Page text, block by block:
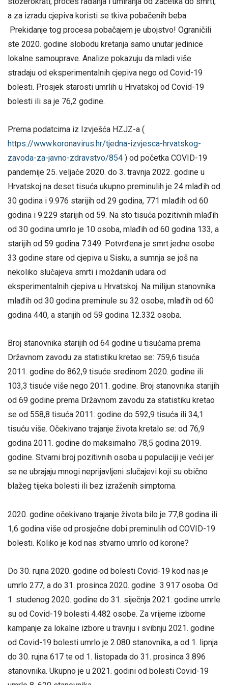
a za izradu cjepiva koristi se tkiva pobačenih beba.
Prekidanje tog procesa pobačajem je ubojstvo! Ograničili
ste 2020. godine slobodu kretanja samo unutar jedinice
lokalne samouprave. Analize pokazuju da mladi više
stradaju od eksperimentalnih cjepiva nego od Covid-19
bolesti. Prosjek starosti umrlih u Hrvatskoj od Covid-19
bolesti ili sa je 76,2 godine.
Prema podatcima iz Izvješća HZJZ-a (
https://www.koronavirus.hr/tjedna-izvjesca-hrvatskog-
zavoda-za-javno-zdravstvo/854 ) od početka COVID-19
pandemije 25. veljače 2020. do 3. travnja 2022. godine u
Hrvatskoj na deset tisuća ukupno preminulih je 24 mlađih od
30 godina i 9.976 starijih od 29 godina, 771 mlađih od 60
godina i 9.229 starijih od 59. Na sto tisuća pozitivnih mlađih
od 30 godina umrlo je 10 osoba, mlađih od 60 godina 133, a
starijih od 59 godina 7.349. Potvrđena je smrt jedne osobe
33 godine stare od cjepiva u Sisku, a sumnja se još na
nekoliko slučajeva smrti i moždanih udara od
eksperimentalnih cjepiva u Hrvatskoj. Na milijun stanovnika
mlađih od 30 godina preminule su 32 osobe, mlađih od 60
godina 440, a starijih od 59 godina 12.332 osoba.
Broj stanovnika starijih od 64 godine u tisućama prema
Državnom zavodu za statistiku kretao se: 759,6 tisuća
2011. godine do 862,9 tisuće sredinom 2020. godine ili
103,3 tisuće više nego 2011. godine. Broj stanovnika starijih
od 69 godine prema Državnom zavodu za statistiku kretao
se od 558,8 tisuća 2011. godine do 592,9 tisuća ili 34,1
tisuću više. Očekivano trajanje života kretalo se: od 76,9
godina 2011. godine do maksimalno 78,5 godina 2019.
godine. Stvarni broj pozitivnih osoba u populaciji je veći jer
se ne ubrajaju mnogi neprijavljeni slučajevi koji su obično
blažeg tijeka bolesti ili bez izraženih simptoma.
2020. godine očekivano trajanje života bilo je 77,8 godina ili
1,6 godina više od prosječne dobi preminulih od COVID-19
bolesti. Koliko je kod nas stvarno umrlo od korone?
Do 30. rujna 2020. godine od bolesti Covid-19 kod nas je
umrlo 277, a do 31. prosinca 2020. godine 3.917 osoba. Od
1. studenog 2020. godine do 31. siječnja 2021. godine umrle
su od Covid-19 bolesti 4.482 osobe. Za vrijeme izborne
kampanje za lokalne izbore u travnju i svibnju 2021. godine
od Covid-19 bolesti umrlo je 2.080 stanovnika, a od 1. lipnja
do 30. rujna 617 te od 1. listopada do 31. prosinca 3.896
stanovnika. Ukupno je u 2021. godini od bolesti Covid-19